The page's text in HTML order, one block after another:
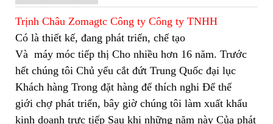
Trịnh Châu Zomagtc Công ty Công ty TNHH
Có là thiết kế, đang phát triển, chế tạo
Và máy móc tiếp thị Cho nhiều hơn 16 năm. Trước
hết chúng tôi Chủ yếu cắt đứt Trung Quốc đại lục
Khách hàng Trong đặt hàng để thích nghi Để thế
giới chợ phát triển, bây giờ chúng tôi làm xuất khẩu
kinh doanh trực tiếp Sau khi những năm này Của phát